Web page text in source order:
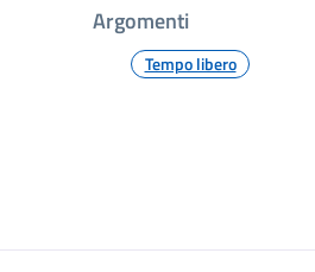
Argomenti
Tempo libero